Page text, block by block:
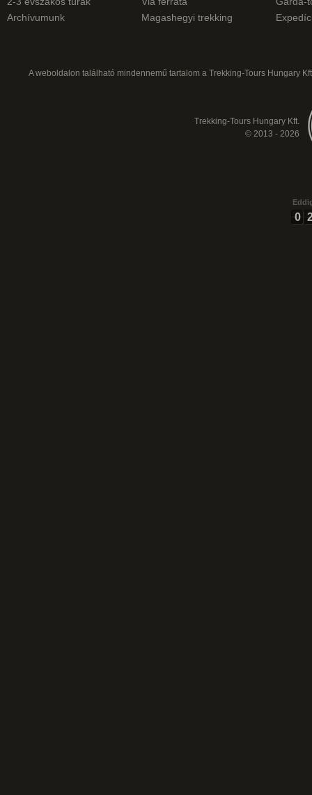
Archívumunk
Magashegyi trekking
A weboldalon található mindennemű tartalom a Trekking-Tours Hungary
Trekking-Tours Hungary Kft.
© 2013 - 2026
0